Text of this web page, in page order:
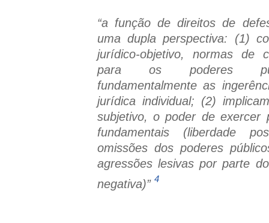
“a função de direitos de
uma dupla perspectiva: (1)
jurídico-objetivo, normas de
para os poderes
fundamentalmente as
jurídica individual; (2)
subjetivo, o poder de exercer
fundamentais (liberdade
omissões dos poderes
agressões lesivas por parte
negativa)” 4